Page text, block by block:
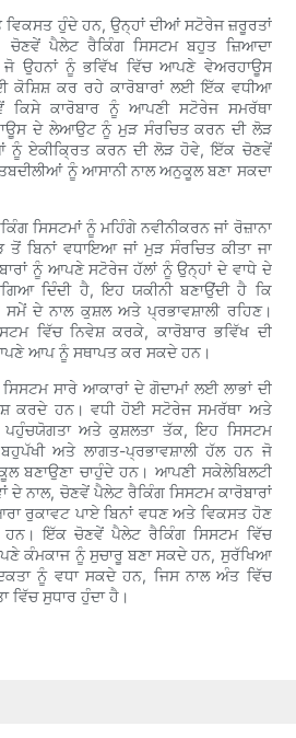
ਵਿਕਸਤ ਹੁੰਦੇ ਹਨ, ਉਨ੍ਹਾਂ ਦੀਆਂ ਸਟੋਰੇਜ ਜ਼ਰੂਰਤਾਂ
ਚੋਣਵੇਂ ਪੈਲੇਟ ਰੈਕਿੰਗ ਸਿਸਟਮ ਬਹੁਤ ਜ਼ਿਆਦਾ
ਉਹਨਾਂ ਨੂੰ ਭਵਿੱਖ ਵਿੱਚ ਆਪਣੇ ਵੇਅਰਹਾਊਸ
ਕੋਸ਼ਿਸ਼ ਕਰ ਰਹੇ ਕਾਰੋਬਾਰਾਂ ਲਈ ਇੱਕ ਵਧੀਆ
ਕਿਸੇ ਕਾਰੋਬਾਰ ਨੂੰ ਆਪਣੀ ਸਟੋਰੇਜ ਸਮਰੱਥਾ
ਦੇ ਲੇਆਉਟ ਨੂੰ ਮੁੜ ਸੰਰਚਿਤ ਕਰਨ ਦੀ ਲੋੜ
ਨੂੰ ਏਕੀਕ੍ਰਿਤ ਕਰਨ ਦੀ ਲੋੜ ਹੋਵੇ, ਇੱਕ ਚੋਣਵੇਂ
ਨੂੰ ਆਸਾਨੀ ਨਾਲ ਅਨੁਕੂਲ ਬਣਾ ਸਕਦਾ
ਸਿਸਟਮਾਂ ਨੂੰ ਮਹਿੰਗੇ ਨਵੀਨੀਕਰਨ ਜਾਂ ਰੋਜ਼ਾਨਾ
ਤੋਂ ਬਿਨਾਂ ਵਧਾਇਆ ਜਾਂ ਮੁੜ ਸੰਰਚਿਤ ਕੀਤਾ ਜਾ
ਨੂੰ ਆਪਣੇ ਸਟੋਰੇਜ ਹੱਲਾਂ ਨੂੰ ਉਨ੍ਹਾਂ ਦੇ ਵਾਧੇ ਦੇ
ਦਿੰਦੀ ਹੈ, ਇਹ ਯਕੀਨੀ ਬਣਾਉਂਦੀ ਹੈ ਕਿ
ਦੇ ਨਾਲ ਕੁਸ਼ਲ ਅਤੇ ਪ੍ਰਭਾਵਸ਼ਾਲੀ ਰਹਿਣ।
ਵਿੱਚ ਨਿਵੇਸ਼ ਕਰਕੇ, ਕਾਰੋਬਾਰ ਭਵਿੱਖ ਦੀ
ਆਪ ਨੂੰ ਸਥਾਪਤ ਕਰ ਸਕਦੇ ਹਨ।
ਸਾਰੇ ਆਕਾਰਾਂ ਦੇ ਗੋਦਾਮਾਂ ਲਈ ਲਾਭਾਂ ਦੀ
ਕਰਦੇ ਹਨ। ਵਧੀ ਹੋਈ ਸਟੋਰੇਜ ਸਮਰੱਥਾ ਅਤੇ
ਅਤੇ ਕੁਸ਼ਲਤਾ ਤੱਕ, ਇਹ ਸਿਸਟਮ
ਅਤੇ ਲਾਗਤ-ਪ੍ਰਭਾਵਸ਼ਾਲੀ ਹੱਲ ਹਨ ਜੋ
ਬਣਾਉਣਾ ਚਾਹੁੰਦੇ ਹਨ। ਆਪਣੀ ਸਕੇਲੇਬਿਲਟੀ
ਦੇ ਨਾਲ, ਚੋਣਵੇਂ ਪੈਲੇਟ ਰੈਕਿੰਗ ਸਿਸਟਮ ਕਾਰੋਬਾਰਾਂ
ਰੁਕਾਵਟ ਪਾਏ ਬਿਨਾਂ ਵਧਣ ਅਤੇ ਵਿਕਸਤ ਹੋਣ
ਇੱਕ ਚੋਣਵੇਂ ਪੈਲੇਟ ਰੈਕਿੰਗ ਸਿਸਟਮ ਵਿੱਚ
ਕੰਮਕਾਜ ਨੂੰ ਸੁਚਾਰੂ ਬਣਾ ਸਕਦੇ ਹਨ, ਸੁਰੱਖਿਆ
ਨੂੰ ਵਧਾ ਸਕਦੇ ਹਨ, ਜਿਸ ਨਾਲ ਅੰਤ ਵਿੱਚ
ਵਿੱਚ ਸੁਧਾਰ ਹੁੰਦਾ ਹੈ।